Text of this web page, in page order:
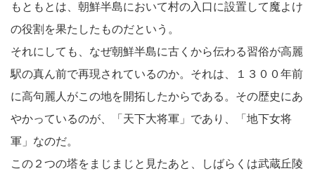
もともとは、朝鮮半島において村の入口に設置して魔よけ
の役割を果たしたものだという。
それにしても、なぜ朝鮮半島に古くから伝わる習俗が高麗
駅の真ん前で再現されているのか。それは、１３００年前
に高句麗人がこの地を開拓したからである。その歴史にあ
やかっているのが、「天下大将軍」であり、「地下女将
軍」なのだ。
この２つの塔をまじまじと見たあと、しばらくは武蔵丘陵